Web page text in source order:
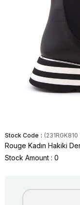
Stock Code
Rouge Kadın Hakiki
Stock Amount : 0